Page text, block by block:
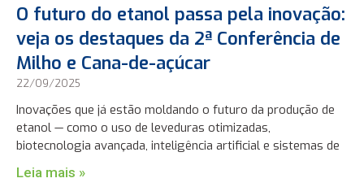
O futuro do etanol passa pela inovação:
veja os destaques da 2ª Conferência de
Milho e Cana-de-açúcar
22/09/2025
Inovações que já estão moldando o futuro da produção de
etanol — como o uso de leveduras otimizadas,
biotecnologia avançada, inteligência artificial e sistemas de
Leia mais »